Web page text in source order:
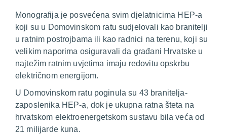
Monografija je posvećena svim djelatnicima HEP-a
koji su u Domovinskom ratu sudjelovali kao branitelji
u ratnim postrojbama ili kao radnici na terenu, koji su
velikim naporima osiguravali da građani Hrvatske u
najtežim ratnim uvjetima imaju redovitu opskrbu
električnom energijom.
U Domovinskom ratu poginula su 43 branitelja-
zaposlenika HEP-a, dok je ukupna ratna šteta na
hrvatskom elektroenergetskom sustavu bila veća od
21 milijarde kuna.